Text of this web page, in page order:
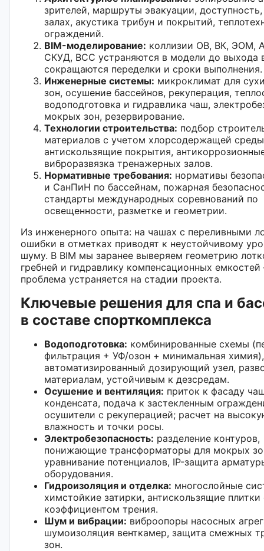
зрителей, маршруты эвакуации,
залах, акустика трибун и покрытий,
ограждений.
BIM-моделирование: коллизии ОВ, ВК, ЭОМ,
СКУД, ВСС устраняются в модели до выхода
сокращаются переделки и сроки выполнения.
Инженерные системы: микроклимат для
зон, осушение бассейнов, рекуперация,
водоподготовка и гидравлика чаш,
мокрых зон, резервирование.
Технологии строительства: подбор
материалов с учетом хлорсодержащей
антискользящие покрытия,
виброразвязка тренажерных залов.
Нормативные требования: нормативы
и СанПиН по бассейнам, пожарная
стандарты международных соревнований по
освещенности, разметке и геометрии.
Из инженерного опыта: на чашах с переливными
ошибки в отметках приводят к неустойчивому
шуму. В BIM мы заранее выверяем геометрию
гребней и гидравлику компенсационных
проблема устраняется на стадии проекта.
Ключевые решения для спа и
в составе спорткомплекса
Водоподготовка: комбинированные схемы
фильтрация + УФ/озон + минимальная химия),
автоматизированный дозирующий узел,
материалам, устойчивым к дезсредам.
Осушение и вентиляция: приток к фасаду
конденсата, подача к застекленным
осушители с рекуперацией; расчет на
влажность и точки росы.
Электробезопасность: разделение контуров,
понижающие трансформаторы для мокрых
уравнивание потенциалов, IP-защита
оборудования.
Гидроизоляция и отделка: многослойные
химстойкие затирки, антискользящие
коэффициентом трения.
Шум и вибрации: виброопоры насосных
шумоизоляция венткамер, защита смежных
зон.